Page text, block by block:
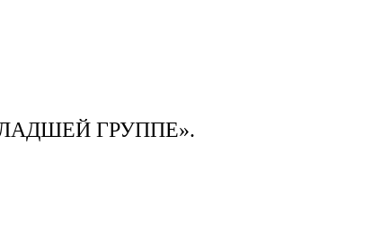
ГРУППЕ».